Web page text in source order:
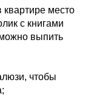
квартире место
с книгами
выпить
чтобы